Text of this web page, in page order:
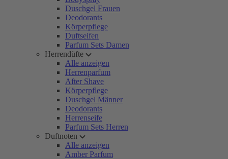
Duschgel Frauen
Deodorants
Körperpflege
Duftseifen
Parfum Sets Damen
Herrendüfte
Alle anzeigen
Herrenparfum
After Shave
Körperpflege
Duschgel Männer
Deodorants
Herrenseife
Parfum Sets Herren
Duftnoten
Alle anzeigen
Amber Parfum